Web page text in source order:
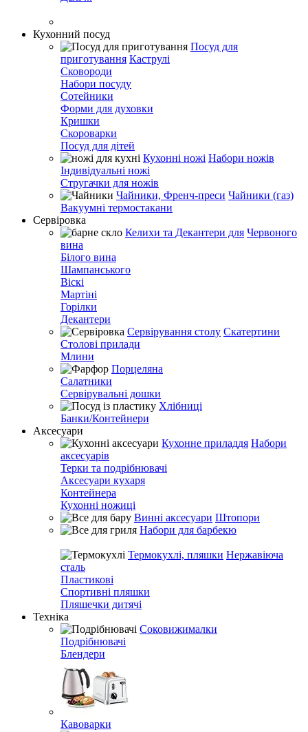
Кухонний посуд
Посуд для
приготування Каструлі
Сковороди
Набори посуду
Сотейники
Форми для духовки
Кришки
Скороварки
Посуд для дітей
Кухонні ножі Набори ножів
Індивідуальні ножі
Стругачки для ножів
Чайники, Френч-преси Чайники (газ)
Вакуумні термостакани
Сервіровка
Келихи та Декантери для Червоного
вина
Білого вина
Шампанського
Віскі
Мартіні
Горілки
Декантери
Сервірування столу Скатертини
Столові прилади
Млини
Порцеляна
Салатники
Сервірувальні дошки
Хлібниці
Банки/Контейнери
Аксесуари
Кухонне приладдя Набори
аксесуарів
Терки та подрібнювачі
Аксесуари кухаря
Контейнера
Кухонні ножиці
Винні аксесуари Штопори
Набори для барбекю
Термокухлі, пляшки Нержавіюча
сталь
Пластикові
Спортивні пляшки
Пляшечки дитячі
Техніка
Соковижималки
Подрібнювачі
Блендери
Кавоварки